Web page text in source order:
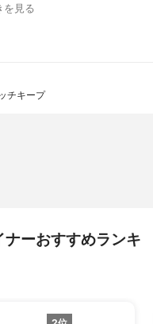
を見る
チキープ
ーおすすめランキ